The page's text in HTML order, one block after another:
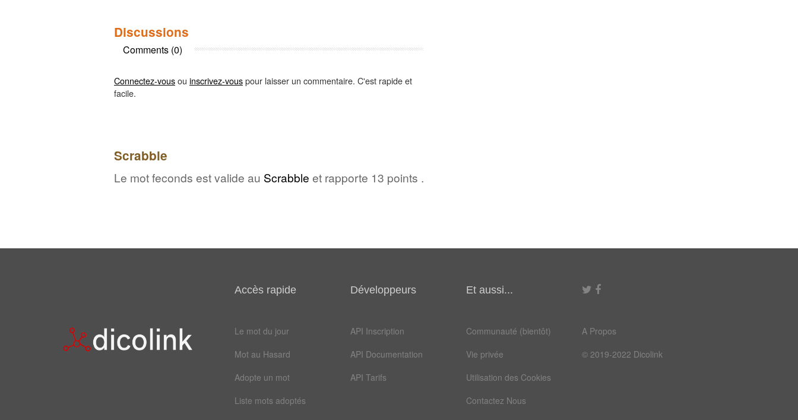
Discussions
Comments (0)
Connectez-vousou inscrivez-vouspour laisser un commentaire. C'est rapide et
facile.
Scrabble
Le mot feconds est valide au Scrabble et rapporte 13 points .
Accès rapide
Le mot du jour
Mot au Hasard
Adopte un mot
Liste mots adoptés
Développeurs
API Inscription
API Documentation
API Tarifs
Et aussi...
Communauté (bientôt)
Vie privée
Utilisation des Cookies
Contactez Nous
A Propos
© 2019-2022 Dicolink